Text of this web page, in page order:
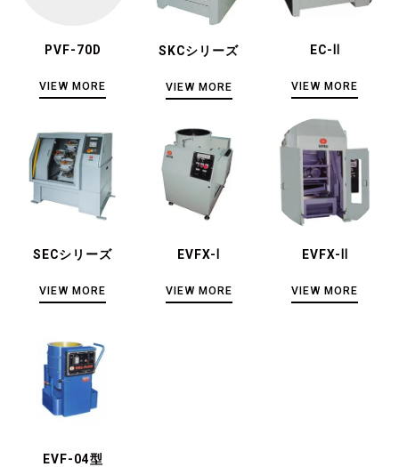
PVF-70D
VIEW MORE
SKCシリーズ
VIEW MORE
EC-Ⅱ
VIEW MORE
SECシリーズ
VIEW MORE
EVFX-Ⅰ
VIEW MORE
EVFX-Ⅱ
VIEW MORE
EVF-04型